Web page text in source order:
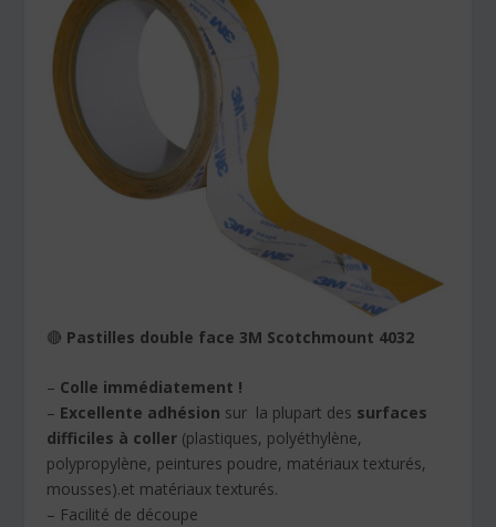
🔴 Pastilles double face 3M Scotchmount 4032
– Colle immédiatement !
– Excellente adhésion sur la plupart des surfaces
difficiles à coller (plastiques, polyéthylène,
polypropylène, peintures poudre, matériaux texturés,
mousses).et matériaux texturés.
– Facilité de découpe